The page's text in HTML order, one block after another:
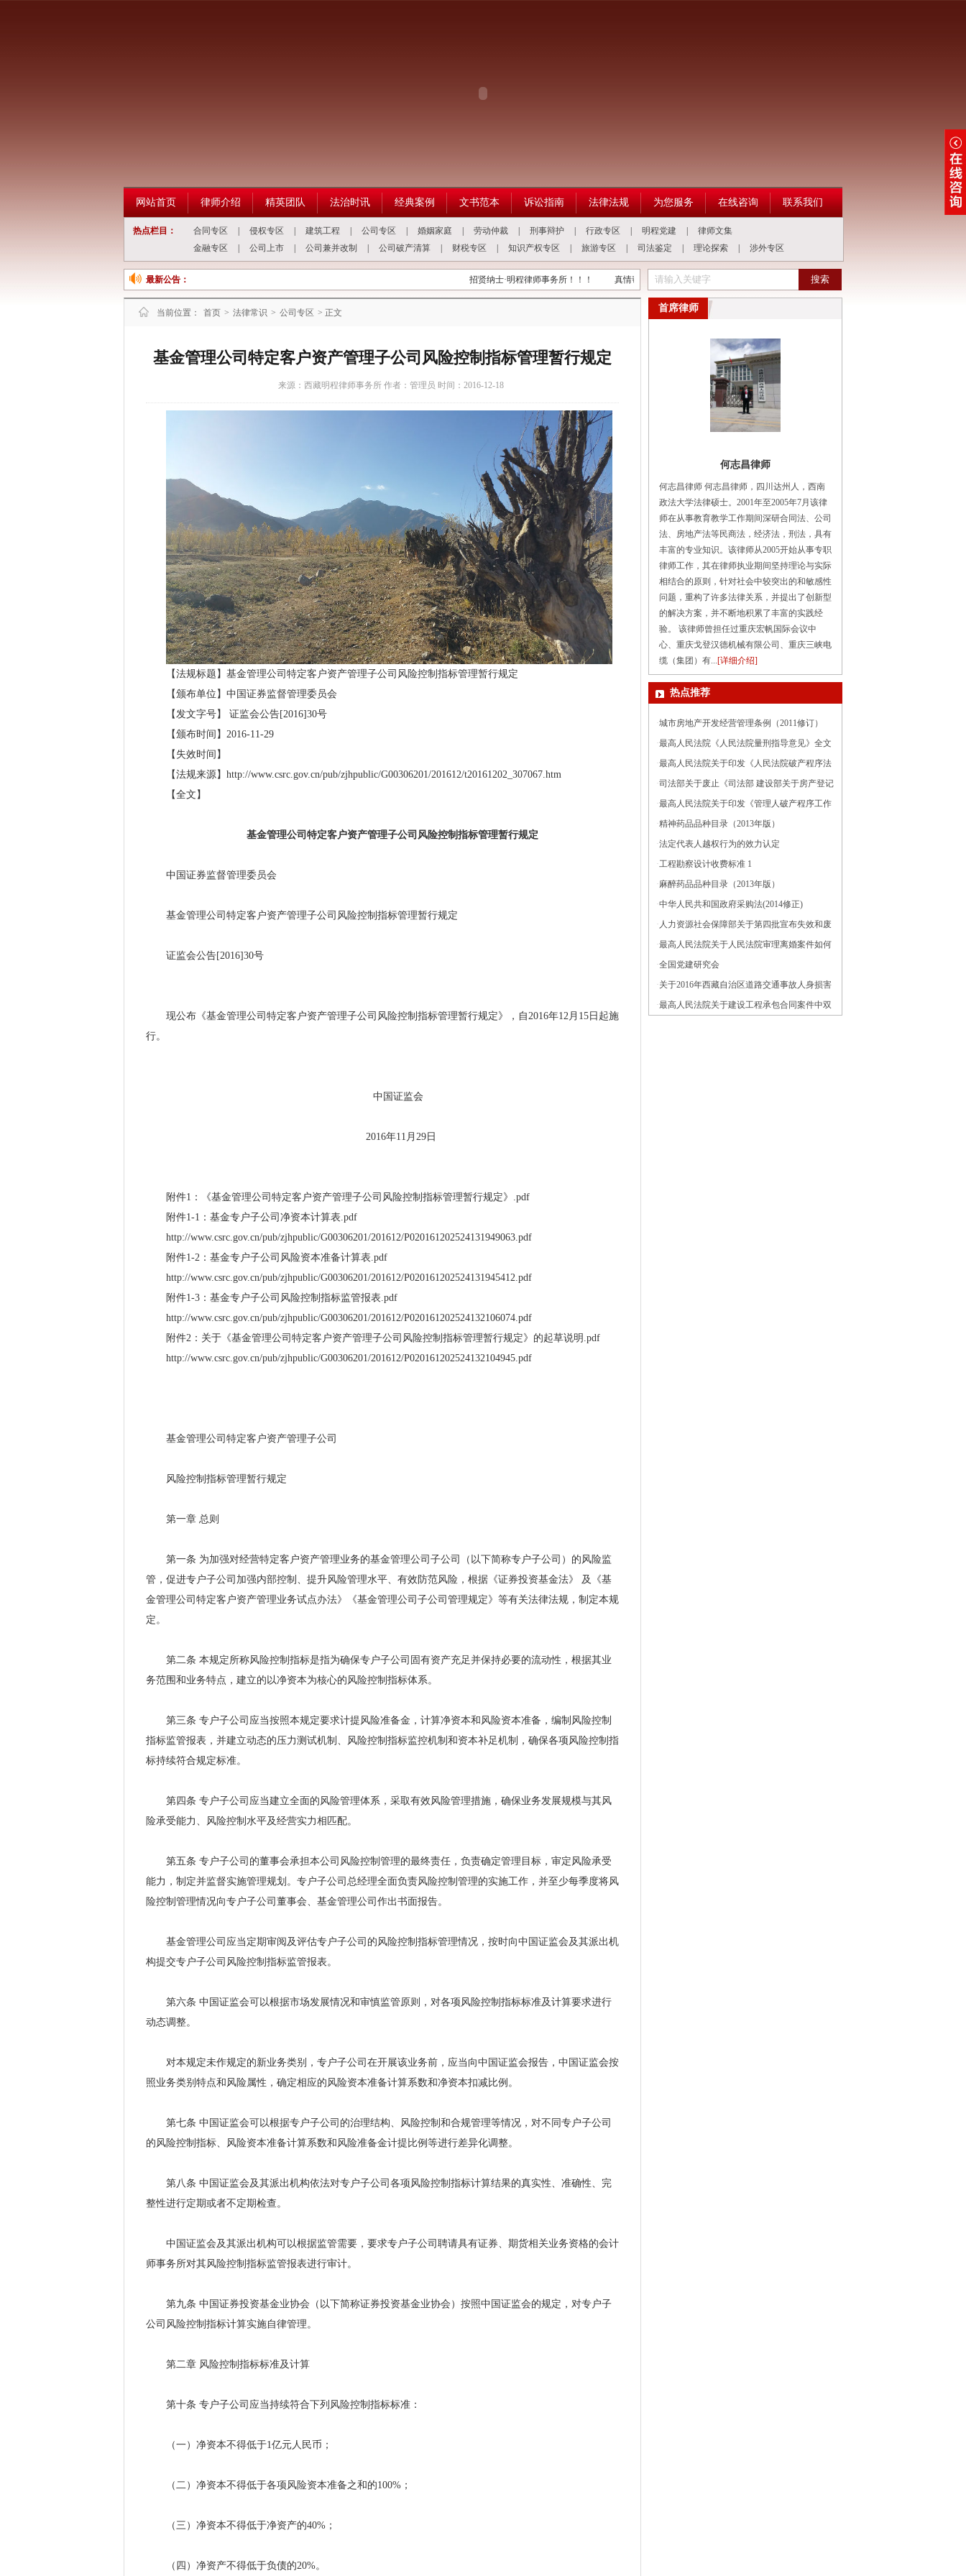
网站首页 律师介绍 精英团队 法治时讯 经典案例 文书范本 诉讼指南 法律法规 为您服务 在线咨询 联系我们
热点栏目： 合同专区 侵权专区 建筑工程 公司专区 婚姻家庭 劳动仲裁 刑事辩护 行政专区 明程党建
律师文集
金融专区
公司上市 公司兼并改制 公司破产清算 财税专区 知识产权专区 旅游专区 司法鉴定 理论探索 涉外专区
最新公告： 招贤纳士·明程律师事务所！！！ 真情帮困暖人心，安居感恩律师情！ 劳务承揽非雇佣 房东无过便无责
当前位置： 首页 > 法律常识 > 公司专区 > 正文
基金管理公司特定客户资产管理子公司风险控制指标管理暂行规定
来源：西藏明程律师事务所 作者：管理员 时间：2016-12-18
【法规标题】基金管理公司特定客户资产管理子公司风险控制指标管理暂行规定
【颁布单位】中国证券监督管理委员会
【发文字号】
证监会公告[2016]30号
【颁布时间】 2016-11-29
【失效时间】
【法规来源】 http://www.csrc.gov.cn/pub/zjhpublic/G00306201/201612/t20161202_307067.htm
【全文】
基金管理公司特定客户资产管理子公司风险控制指标管理暂行规定
中国证券监督管理委员会
基金管理公司特定客户资产管理子公司风险控制指标管理暂行规定
证监会公告[2016]30号
现公布《基金管理公司特定客户资产管理子公司风险控制指标管理暂行规定》，自2016年12月15日起施
行。
中国证监会
2016年11月29日
附件1：《基金管理公司特定客户资产管理子公司风险控制指标管理暂行规定》.pdf
附件1-1：基金专户子公司净资本计算表.pdf
http://www.csrc.gov.cn/pub/zjhpublic/G00306201/201612/P020161202524131949063.pdf
附件1-2：基金专户子公司风险资本准备计算表.pdf
http://www.csrc.gov.cn/pub/zjhpublic/G00306201/201612/P020161202524131945412.pdf
附件1-3：基金专户子公司风险控制指标监管报表.pdf
http://www.csrc.gov.cn/pub/zjhpublic/G00306201/201612/P020161202524132106074.pdf
附件2：关于《基金管理公司特定客户资产管理子公司风险控制指标管理暂行规定》的起草说明.pdf
http://www.csrc.gov.cn/pub/zjhpublic/G00306201/201612/P020161202524132104945.pdf
基金管理公司特定客户资产管理子公司
风险控制指标管理暂行规定
第一章 总则
第一条 为加强对经营特定客户资产管理业务的基金管理公司子公司（以下简称专户子公司）的风险监
管，促进专户子公司加强内部控制、提升风险管理水平、有效防范风险，根据《证券投资基金法》
及《基
金管理公司特定客户资产管理业务试点办法》《基金管理公司子公司管理规定》等有关法律法规，制定本规
定。
第二条 本规定所称风险控制指标是指为确保专户子公司固有资产充足并保持必要的流动性，根据其业
务范围和业务特点，建立的以净资本为核心的风险控制指标体系。
第三条 专户子公司应当按照本规定要求计提风险准备金，计算净资本和风险资本准备，编制风险控制
指标监管报表，并建立动态的压力测试机制、风险控制指标监控机制和资本补足机制，确保各项风险控制指
标持续符合规定标准。
第四条 专户子公司应当建立全面的风险管理体系，采取有效风险管理措施，确保业务发展规模与其风
险承受能力、风险控制水平及经营实力相匹配。
第五条 专户子公司的董事会承担本公司风险控制管理的最终责任，负责确定管理目标，审定风险承受
能力，制定并监督实施管理规划。专户子公司总经理全面负责风险控制管理的实施工作，并至少每季度将风
险控制管理情况向专户子公司董事会、基金管理公司作出书面报告。
基金管理公司应当定期审阅及评估专户子公司的风险控制指标管理情况，按时向中国证监会及其派出机
构提交专户子公司风险控制指标监管报表。
第六条 中国证监会可以根据市场发展情况和审慎监管原则，对各项风险控制指标标准及计算要求进行
动态调整。
对本规定未作规定的新业务类别，专户子公司在开展该业务前，应当向中国证监会报告，中国证监会按
照业务类别特点和风险属性，确定相应的风险资本准备计算系数和净资本扣减比例。
第七条 中国证监会可以根据专户子公司的治理结构、风险控制和合规管理等情况，对不同专户子公司
的风险控制指标、风险资本准备计算系数和风险准备金计提比例等进行差异化调整。
第八条 中国证监会及其派出机构依法对专户子公司各项风险控制指标计算结果的真实性、准确性、完
整性进行定期或者不定期检查。
中国证监会及其派出机构可以根据监管需要，要求专户子公司聘请具有证券、期货相关业务资格的会计
师事务所对其风险控制指标监管报表进行审计。
第九条 中国证券投资基金业协会（以下简称证券投资基金业协会）按照中国证监会的规定，对专户子
公司风险控制指标计算实施自律管理。
第二章 风险控制指标标准及计算
第十条 专户子公司应当持续符合下列风险控制指标标准：
（一）净资本不得低于1亿元人民币；
（二）净资本不得低于各项风险资本准备之和的100%；
（三）净资本不得低于净资产的40%；
（四）净资产不得低于负债的20%。
首席律师
何志昌律师
何志昌律师 何志昌律师，四川达州人，西南
政法大学法律硕士。2001年至2005年7月该律
师在从事教育教学工作期间深研合同法、公司
法、房地产法等民商法，经济法，刑法，具有
丰富的专业知识。该律师从2005开始从事专职
律师工作，其在律师执业期间坚持理论与实际
相结合的原则，针对社会中较突出的和敏感性
问题，重构了许多法律关系，并提出了创新型
的解决方案，并不断地积累了丰富的实践经
验。 该律师曾担任过重庆宏帆国际会议中
心、重庆戈登汉德机械有限公司、重庆三峡电
缆（集团）有...[详细介绍]
热点推荐
·城市房地产开发经营管理条例（2011修订）
·最高人民法院《人民法院量刑指导意见》全文
·最高人民法院关于印发《人民法院破产程序法
律文书样式（试行）》的通知
·司法部关于废止《司法部 建设部关于房产登记
管理中加强公证的联合通知》的通知
·最高人民法院关于印发《管理人破产程序工作
文书样式（试行）》的通知
·精神药品品种目录（2013年版）
·法定代表人越权行为的效力认定
·工程勘察设计收费标准 1
·麻醉药品品种目录（2013年版）
·中华人民共和国政府采购法(2014修正)
· 人力资源社会保障部关于第四批宣布失效和废
止文件的通知
·最高人民法院关于人民法院审理离婚案件如何
认定夫妻感情确已破裂的若干具体意见
·全国党建研究会
·关于2016年西藏自治区道路交通事故人身损害
赔偿案件计算标准的通知
·最高人民法院关于建设工程承包合同案件中双